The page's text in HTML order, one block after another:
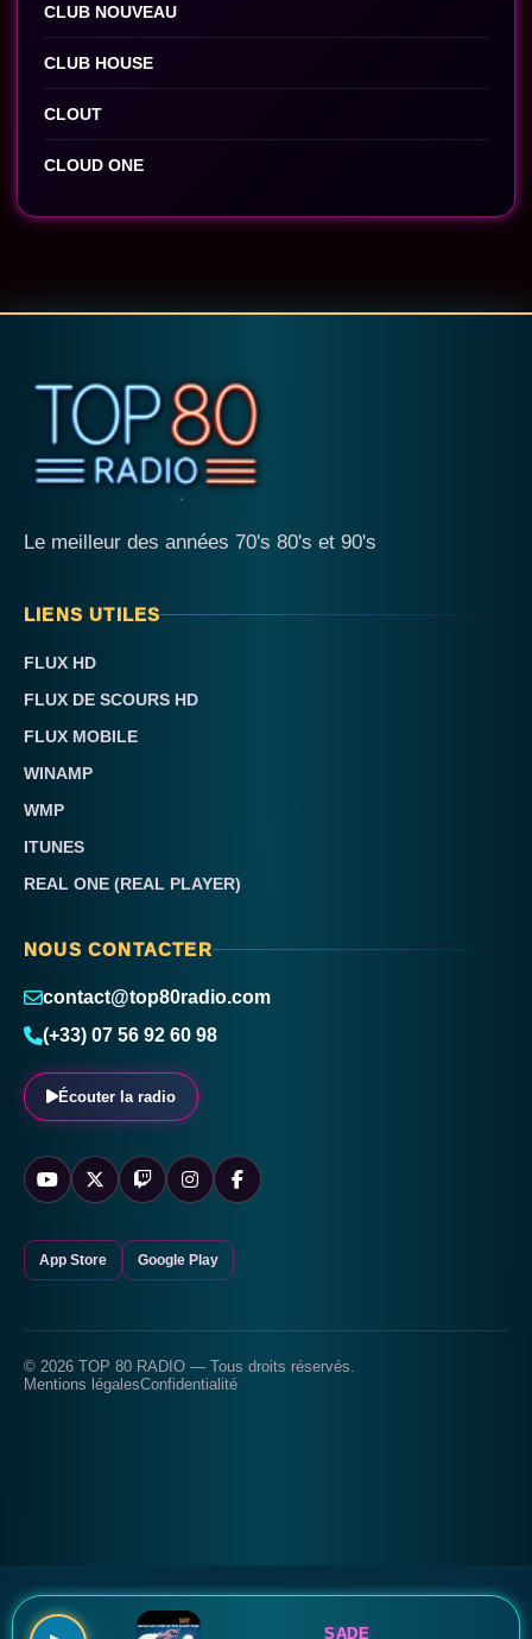
CLUB NOUVEAU
CLUB HOUSE
CLOUT
CLOUD ONE
SADE
Le meilleur des années 70's 80's et 90's
LIENS UTILES
FLUX HD
FLUX DE SCOURS HD
FLUX MOBILE
WINAMP
WMP
ITUNES
REAL ONE (REAL PLAYER)
NOUS CONTACTER
contact@top80radio.com
(+33) 07 56 92 60 98
Écouter la radio
App Store Google Play
© 2026 TOP 80 RADIO — Tous droits réservés.
Mentions légalesConfidentialité